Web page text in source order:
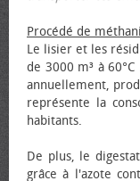
Procédé de
Le lisier et les
de 3000 m³ à
annuellement,
représente la
habitants.
De plus, le
grâce à l'azote